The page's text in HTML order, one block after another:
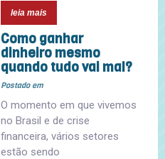
leia mais
Como ganhar
dinheiro mesmo
quando tudo vai mal?
Postado em
O momento em que vivemos
no Brasil e de crise
financeira, vários setores
estão sendo